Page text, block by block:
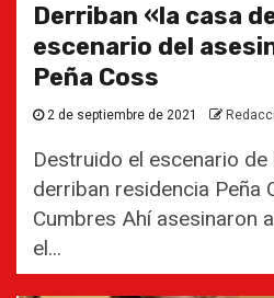
Derriban «la casa
escenario del
Peña Coss
2 de septiembre de 2021
Destruido el escenario de
derriban residencia Peña
Cumbres Ahí asesinaron
el...